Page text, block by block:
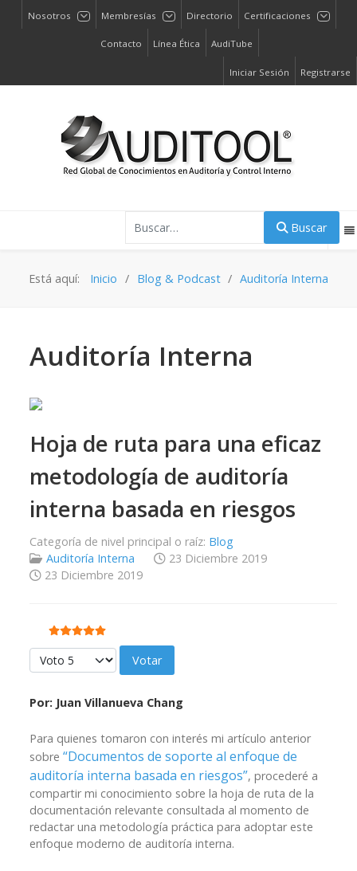
Nosotros Membresías Directorio Certificaciones
Contacto Línea Ética AudiTube
Iniciar Sesión Registrarse
Buscar
Está aquí: Inicio Blog & Podcast Auditoría Interna
Auditoría Interna
Hoja de ruta para una eficaz
metodología de auditoría
interna basada en riesgos
Categoría de nivel principal o raíz: Blog
Auditoría Interna
23 Diciembre 2019
23 Diciembre 2019
Ratio:5/5
Por favor, vote
Por: Juan Villanueva Chang
Para quienes tomaron con interés mi artículo anterior
sobre “Documentos de soporte al enfoque de
auditoría interna basada en riesgos”, procederé a
compartir mi conocimiento sobre la hoja de ruta de la
documentación relevante consultada al momento de
redactar una metodología práctica para adoptar este
enfoque moderno de auditoría interna.